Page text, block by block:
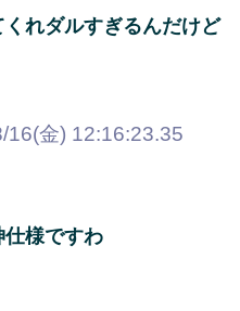
れダルすぎるんだけど
16(金) 12:16:23.35
様ですわ